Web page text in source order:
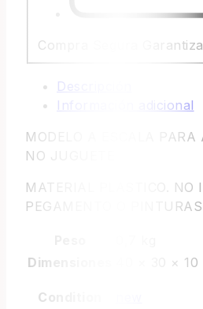
Compra Segura
Descripción
Información adicional
MODELO A ESCALA
NO JUGUETE
MATERIAL PLASTICO. NO
PEGAMENTO O PINTURAS
Dimensiones
40 × 30 × 10
Condition